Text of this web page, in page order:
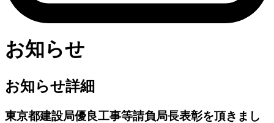
お知らせ
お知らせ詳細
東京都建設局優良工事等請負局長表彰を頂きまし